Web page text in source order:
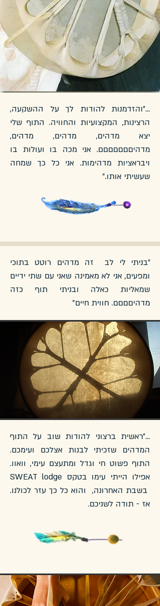
..."והזדמנות להודות לך על ההשקעה,
הרצינות, המקצועיות והחוויה. התוף שלי
יצא מדהים, מדהים, מדהים,
מדהיםםםםםםם. אני מכה בו ועולות בו
ויבראציות מדהימות. אני כל כך שמחה
שעשיתי אותו."
"בניתי לי לב זה מדהים רוטט בתוכי
ומפעים, אני לא מאמינה שאני עם שתי ידיים
שמאליות כאלה ובניתי תוף כזה
מדהיםםםם. חווית חיים"
..."ראשית ברצוני להודות שוב על התוף
המדהים שזכיתי לבנות אצלכם ועימכם.
התוף פשוט חי וגדל ומתעצם עימי, וואוו.
אפילו הייתי עימו בטקס SWEAT lodge
בשבת האחרונה, והוא כל כך עזר לכולנו.
אז - תודה לשניכם.